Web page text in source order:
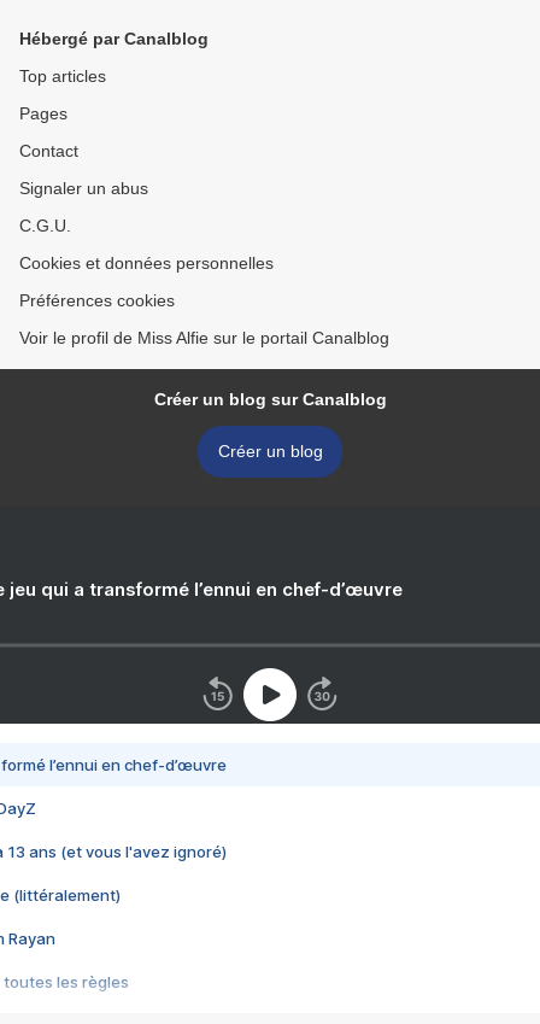
Hébergé par Canalblog
Top articles
Pages
Contact
Signaler un abus
C.G.U.
Cookies et données personnelles
Préférences cookies
Voir le profil de Miss Alfie sur le portail Canalblog
Créer un blog sur Canalblog
Créer un blog
jeu qui a transformé l’ennui en chef-d’œuvre
l’ennui en chef-d’œuvre
13 ans (et vous l'avez ignoré)
(littéralement)
Rayan
toutes les règles